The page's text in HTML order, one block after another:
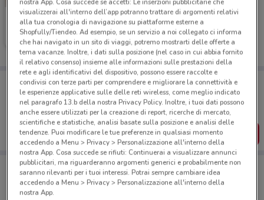
Ferrarelle
Scade il 16/08 387 m
Porta DoveConviene sempre con te!
Puoi trovare le migliori offerte dei negozi vicino a te,
salvarle e creare la tua lista del risparmio, comodamente
dal tuo cellulare.
SCARICA L’APP
Negozi di Novità a Orbassano
visualizzerai all'interno dell’app potranno trattare di argomenti relativi
alla tua cronologia di navigazione su piattaforme esterne a
Shopfully/Tiendeo. Ad esempio, se un servizio a noi collegato ci informa
che hai navigato in un sito di viaggi, potremo mostrarti delle offerte a
tema vacanze. Inoltre, i dati sulla posizione (nel caso in cui abbia fornito
il relativo consenso) insieme alle informazioni sulle prestazioni della
rete e agli identificativi del dispositivo, possono essere raccolte e
condivisi con terze parti per comprendere e migliorare la connettività e
le esperienze applicative sulle delle reti wireless, come meglio indicato
nel paragrafo 13.b della nostra Privacy Policy. Inoltre, i tuoi dati possono
anche essere utilizzati per la creazione di report, ricerche di mercato,
scientifiche e statistiche, analisi basate sulla posizione e analisi delle
tendenze. Puoi modificare le tue preferenze in qualsiasi momento
accedendo a Menu > Privacy > Personalizzazione all'interno della
nostra App. Cosa succede se rifiuti: Continuerai a visualizzare annunci
pubblicitari, ma riguarderanno argomenti generici e probabilmente non
saranno rilevanti per i tuoi interessi. Potrai sempre cambiare idea
accedendo a Menu > Privacy > Personalizzazione all'interno della
nostra App.